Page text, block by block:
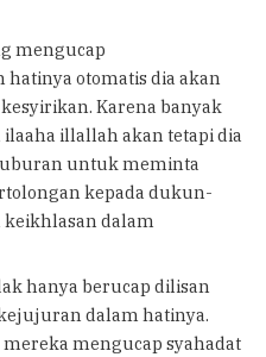
mengucap
otomatis dia akan
Karena banyak
illallah akan tetapi dia
untuk meminta
kepada dukun-
dalam
hanya berucap dilisan
dalam hatinya.
mengucap syahadat